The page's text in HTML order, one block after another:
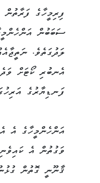
ފިރިމީހާގެ
ސަބަބުން
ލަދުގަތެވެ.
އެނބުރި ކޯޓަށް
ފަނޑިޔާރުގެ
އަންހެންމީހާގެ އެ
ވަގުތުން އެ
ޤާނޫނީ ގޮތުން